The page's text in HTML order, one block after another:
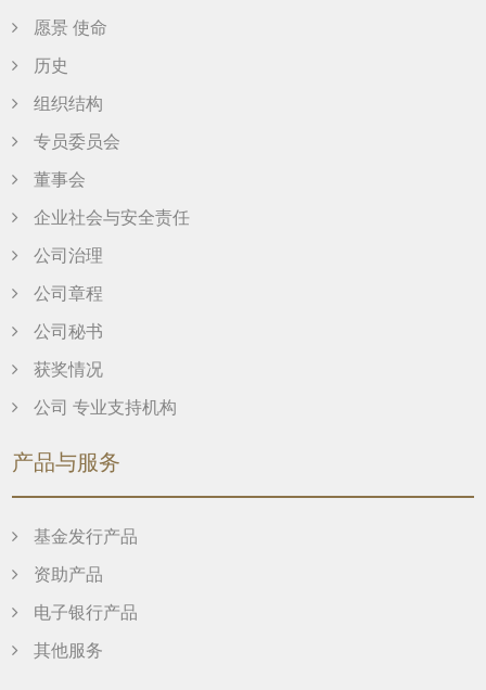
愿景 使命
历史
组织结构
专员委员会
董事会
企业社会与安全责任
公司治理
公司章程
公司秘书
获奖情况
公司 专业支持机构
产品与服务
基金发行产品
资助产品
电子银行产品
其他服务